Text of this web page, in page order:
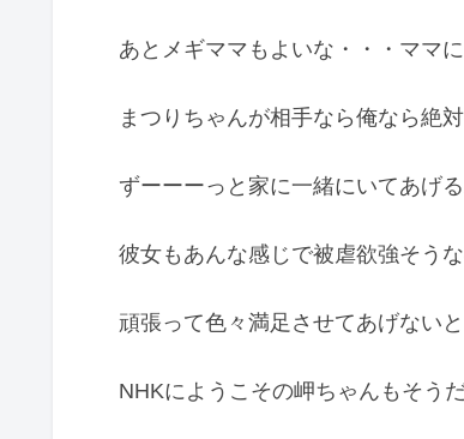
あとメギママもよいな・・・ママ
まつりちゃんが相手なら俺なら絶
ずーーーっと家に一緒にいてあげ
彼女もあんな感じで被虐欲強そう
頑張って色々満足させてあげないと
NHKにようこその岬ちゃんもそう